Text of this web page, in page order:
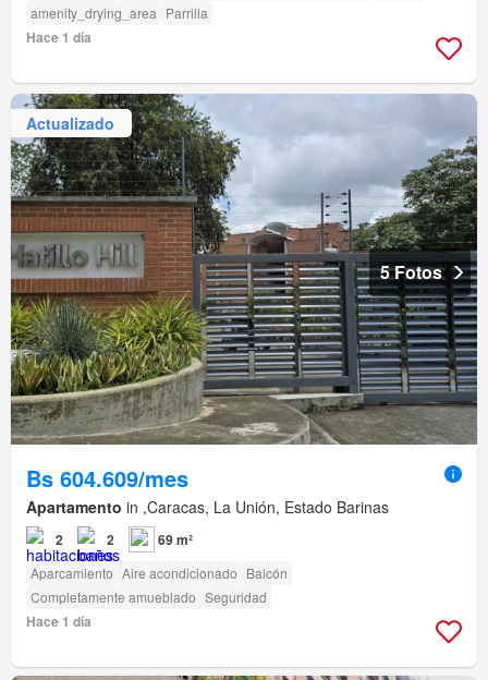
amenity_drying_area Parrilla
Hace 1 día
Actualizado
5 Fotos
Bs 604.609/mes
Apartamento in ,Caracas, La Unión, Estado Barinas
2 2 69 m²
Aparcamiento Aire acondicionado Balcón
Completamente amueblado Seguridad
Hace 1 día